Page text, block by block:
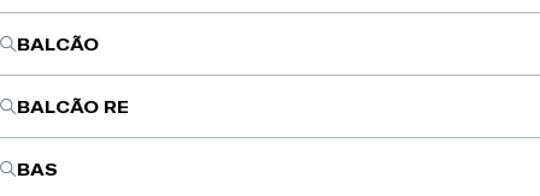
BALCÃO
BALCÃO RE
BAS